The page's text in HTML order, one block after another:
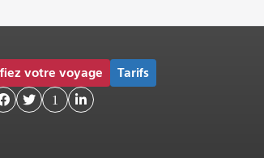
votre voyage Tarifs
 1 